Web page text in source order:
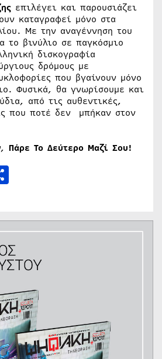
επιλέγει και παρουσιάζει
καταγραφεί μόνο στα
Με την αναγέννηση του
το βινύλιο σε παγκόσμιο
δισκογραφία
δρόμους με
που βγαίνουν μόνο
Φυσικά, θα γνωρίσουμε και
από τις αυθεντικές,
που ποτέ δεν μπήκαν στον
Πάρε Το Δεύτερο Μαζί Σου!